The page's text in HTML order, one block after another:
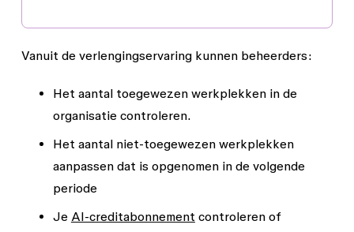
Vanuit de verlengingservaring kunnen beheerders:
Het aantal toegewezen werkplekken in de
organisatie controleren.
Het aantal niet-toegewezen werkplekken
aanpassen dat is opgenomen in de volgende
periode
Je AI-creditabonnement controleren of